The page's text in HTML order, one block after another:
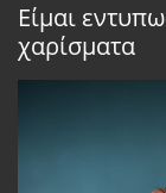
Είμαι
χαρίσματα